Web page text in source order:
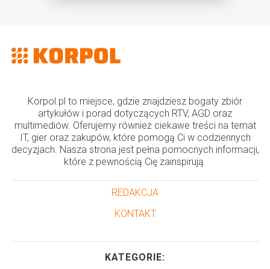
Korpol.pl to miejsce, gdzie znajdziesz bogaty zbiór
artykułów i porad dotyczących RTV, AGD oraz
multimediów. Oferujemy również ciekawe treści na temat
IT, gier oraz zakupów, które pomogą Ci w codziennych
decyzjach. Nasza strona jest pełna pomocnych informacji,
które z pewnością Cię zainspirują.
REDAKCJA
KONTAKT
KATEGORIE: